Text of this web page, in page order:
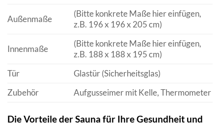
Außenmaße
(Bitte konkrete Maße hier einfügen,
z.B. 196 x 196 x 205 cm)
Innenmaße
(Bitte konkrete Maße hier einfügen,
z.B. 188 x 188 x 195 cm)
Tür
Glastür (Sicherheitsglas)
Zubehör
Aufgusseimer mit Kelle, Thermometer
Die Vorteile der Sauna für Ihre Gesundheit und